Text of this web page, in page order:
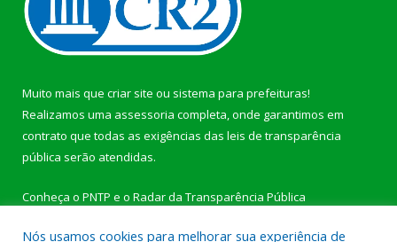
Muito mais que criar site ou sistema para prefeituras!
Realizamos uma assessoria completa, onde garantimos em
contrato que todas as exigências das leis de transparência
pública serão atendidas.
Conheça o PNTP e o Radar da Transparência Pública
Nós usamos cookies para melhorar sua experiência de